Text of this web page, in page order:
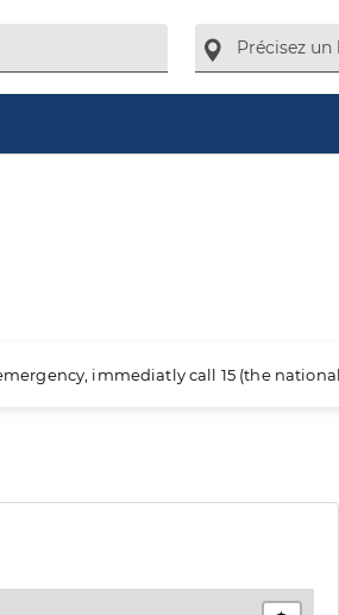
immediatly call 15 (the